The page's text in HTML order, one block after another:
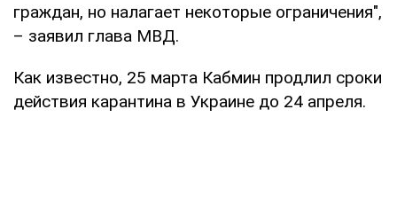
граждан, но налагает некоторые ограничения",
– заявил глава МВД.
Как известно, 25 марта Кабмин продлил сроки
действия карантина в Украине до 24 апреля.